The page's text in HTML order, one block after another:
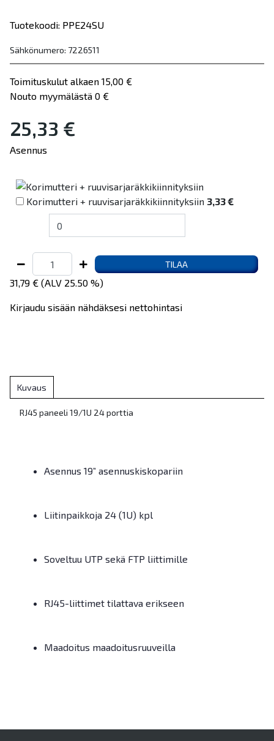
Tuotekoodi: PPE24SU
Sähkönumero: 7226511
Toimituskulut alkaen 15,00 €
Nouto myymälästä 0 €
25,33 €
Asennus
Korimutteri + ruuvisarjaräkkikiinnityksiin 3,33 €
TILAA
31,79 € (ALV 25.50 %)
Kirjaudu sisään nähdäksesi nettohintasi
Kuvaus
RJ45 paneeli 19/1U 24 porttia
Asennus 19” asennuskiskopariin
Liitinpaikkoja 24 (1U) kpl
Soveltuu UTP sekä FTP liittimille
RJ45-liittimet tilattava erikseen
Maadoitus maadoitusruuveilla